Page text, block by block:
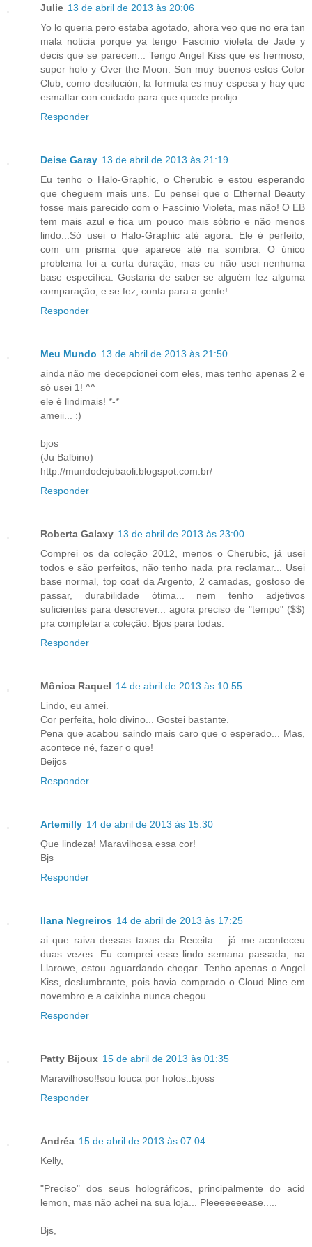
Julie 13 de abril de 2013 às 20:06
Yo lo queria pero estaba agotado, ahora veo que no era tan
mala noticia porque ya tengo Fascinio violeta de Jade y
decis que se parecen... Tengo Angel Kiss que es hermoso,
super holo y Over the Moon. Son muy buenos estos Color
Club, como desilución, la formula es muy espesa y hay que
esmaltar con cuidado para que quede prolijo
Responder
Deise Garay 13 de abril de 2013 às 21:19
Eu tenho o Halo-Graphic, o Cherubic e estou esperando
que cheguem mais uns. Eu pensei que o Ethernal Beauty
fosse mais parecido com o Fascínio Violeta, mas não! O EB
tem mais azul e fica um pouco mais sóbrio e não menos
lindo...Só usei o Halo-Graphic até agora. Ele é perfeito,
com um prisma que aparece até na sombra. O único
problema foi a curta duração, mas eu não usei nenhuma
base específica. Gostaria de saber se alguém fez alguma
comparação, e se fez, conta para a gente!
Responder
Meu Mundo 13 de abril de 2013 às 21:50
ainda não me decepcionei com eles, mas tenho apenas 2 e
só usei 1! ^^
ele é lindimais! *-*
ameii... :)
bjos
(Ju Balbino)
http://mundodejubaoli.blogspot.com.br/
Responder
Roberta Galaxy 13 de abril de 2013 às 23:00
Comprei os da coleção 2012, menos o Cherubic, já usei
todos e são perfeitos, não tenho nada pra reclamar... Usei
base normal, top coat da Argento, 2 camadas, gostoso de
passar, durabilidade ótima... nem tenho adjetivos
suficientes para descrever... agora preciso de "tempo" ($$)
pra completar a coleção. Bjos para todas.
Responder
Mônica Raquel 14 de abril de 2013 às 10:55
Lindo, eu amei.
Cor perfeita, holo divino... Gostei bastante.
Pena que acabou saindo mais caro que o esperado... Mas,
acontece né, fazer o que!
Beijos
Responder
Artemilly 14 de abril de 2013 às 15:30
Que lindeza! Maravilhosa essa cor!
Bjs
Responder
Ilana Negreiros 14 de abril de 2013 às 17:25
ai que raiva dessas taxas da Receita.... já me aconteceu
duas vezes. Eu comprei esse lindo semana passada, na
Llarowe, estou aguardando chegar. Tenho apenas o Angel
Kiss, deslumbrante, pois havia comprado o Cloud Nine em
novembro e a caixinha nunca chegou....
Responder
Patty Bijoux 15 de abril de 2013 às 01:35
Maravilhoso!!sou louca por holos..bjoss
Responder
Andréa 15 de abril de 2013 às 07:04
Kelly,
"Preciso" dos seus holográficos, principalmente do acid
lemon, mas não achei na sua loja... Pleeeeeeease.....
Bjs,